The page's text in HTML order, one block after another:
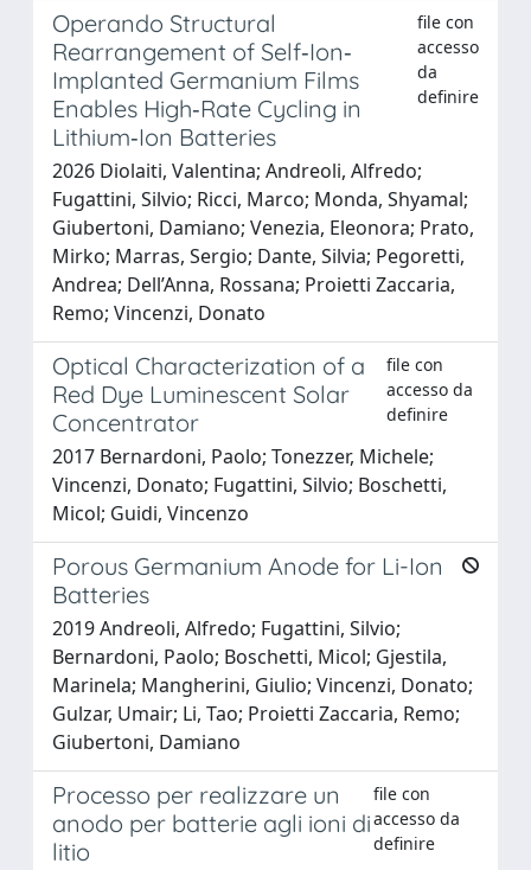
Operando Structural
Rearrangement of Self‐Ion‐
Implanted Germanium Films
Enables High‐Rate Cycling in
Lithium‐Ion Batteries
file con
accesso
da
definire
2026 Diolaiti, Valentina; Andreoli, Alfredo;
Fugattini, Silvio; Ricci, Marco; Monda, Shyamal;
Giubertoni, Damiano; Venezia, Eleonora; Prato,
Mirko; Marras, Sergio; Dante, Silvia; Pegoretti,
Andrea; Dell’Anna, Rossana; Proietti Zaccaria,
Remo; Vincenzi, Donato
Optical Characterization of a
Red Dye Luminescent Solar
Concentrator
file con
accesso da
definire
2017 Bernardoni, Paolo; Tonezzer, Michele;
Vincenzi, Donato; Fugattini, Silvio; Boschetti,
Micol; Guidi, Vincenzo
Porous Germanium Anode for Li-Ion
Batteries
2019 Andreoli, Alfredo; Fugattini, Silvio;
Bernardoni, Paolo; Boschetti, Micol; Gjestila,
Marinela; Mangherini, Giulio; Vincenzi, Donato;
Gulzar, Umair; Li, Tao; Proietti Zaccaria, Remo;
Giubertoni, Damiano
Processo per realizzare un
anodo per batterie agli ioni di
litio
file con
accesso da
definire